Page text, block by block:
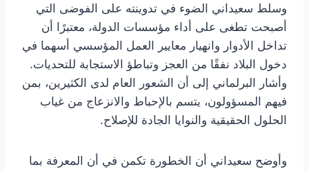
وسلط سعيداني الضوء في تدوينته على الفوضى التي
أصبحت تطغى على أداء مؤسسات الدولة، معتبرًا أن
تداخل الأدوار وانهيار معايير العمل المؤسسي أسهما في
دخول البلاد نفقًا من العجز وتباطؤ الاستجابة للتحديات.
وأشار البرلماني إلى أن الشعور العام لدى الكثيرين، بمن
فيهم المسؤولون، يتسم بالإحباط والانزعاج من غياب
الحلول الحقيقية والنوايا الجادة للإصلاح.
وأوضح سعيداني أن الخطورة تكمن في أن المعرفة بما